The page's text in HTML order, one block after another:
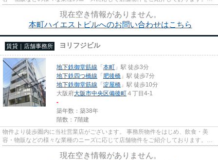
尚、弊社ではおとり広告は一切...
現在空き情報がありません。
本町ハイエストビルへのお問い合わせはこちら
賃貸｜店舗事務所 ヨリフジビル
地下鉄御堂筋線 「本町 」駅 徒歩3分
地下鉄四つ橋線 「肥後橋 」駅 徒歩7分
地下鉄御堂筋線 「淀屋橋 」駅 徒歩10分
大阪府大阪市中央区備後町 ４丁目4-1
-
築年数：築38年
階数：7階建
物件より徒歩圏内に当社営業店がございます。 事務所物件をはじめ、飲食・美
容・物販などの様々な業種のニーズに応じて店舗物件をご紹介しております。
尚、弊社ではおとり広告は一切...
現在空き情報がありません。